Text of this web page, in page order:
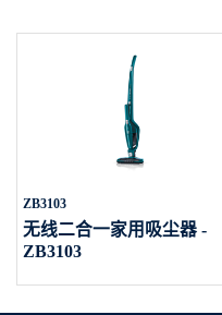
ZB3103
无线二合一家用吸尘器 -
ZB3103